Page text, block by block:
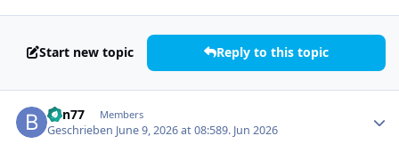
Start new topic Reply to this topic
Ben77 Members
Geschrieben June 9, 2026 at 08:589. Jun 2026